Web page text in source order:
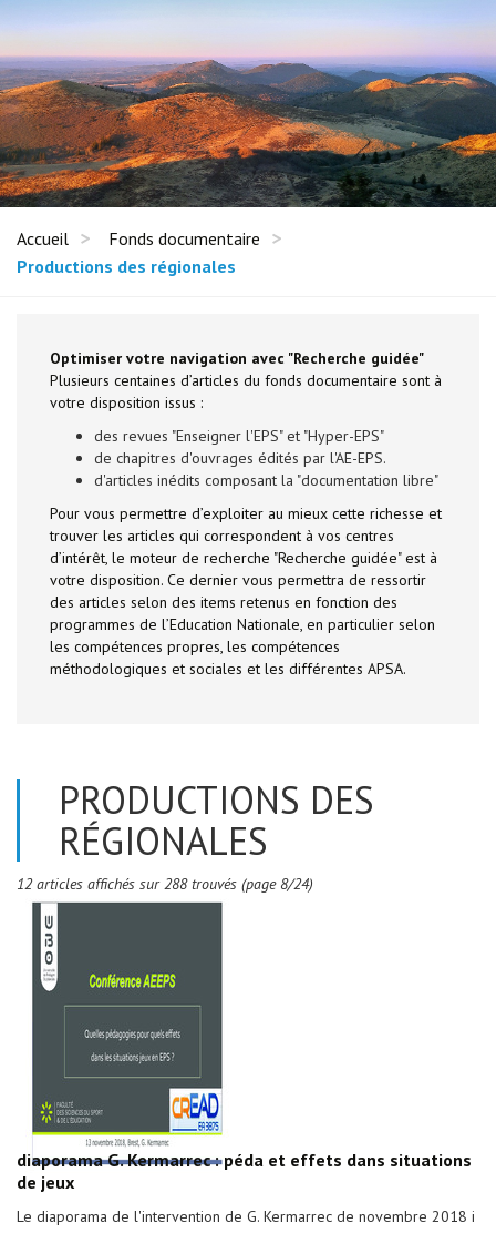
Accueil
Fonds documentaire
Productions des régionales
Optimiser votre navigation avec "Recherche guidée"
Plusieurs centaines d’articles du fonds documentaire sont à
votre disposition issus :
des revues "Enseigner l'EPS" et "Hyper-EPS"
de chapitres d'ouvrages édités par l'AE-EPS.
d'articles inédits composant la "documentation libre"
Pour vous permettre d’exploiter au mieux cette richesse et
trouver les articles qui correspondent à vos centres
d’intérêt, le moteur de recherche "Recherche guidée" est à
votre disposition. Ce dernier vous permettra de ressortir
des articles selon des items retenus en fonction des
programmes de l’Education Nationale, en particulier selon
les compétences propres, les compétences
méthodologiques et sociales et les différentes APSA.
PRODUCTIONS DES
RÉGIONALES
12 articles affichés sur 288 trouvés (page 8/24)
diaporama G. Kermarrec : péda et effets dans situations
de jeux
Le diaporama de l'intervention de G. Kermarrec de novembre 2018 i